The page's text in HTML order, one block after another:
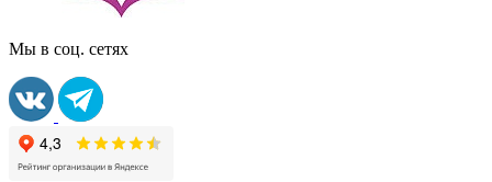
Мы в соц. сетях